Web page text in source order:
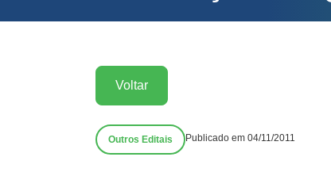
Voltar
Outros Editais Publicado em 04/11/2011